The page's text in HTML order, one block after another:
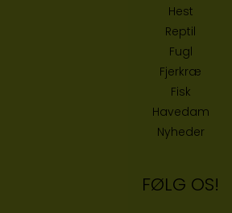
Hest
Reptil
Fugl
Fjerkræ
Fisk
Havedam
Nyheder
FØLG OS!